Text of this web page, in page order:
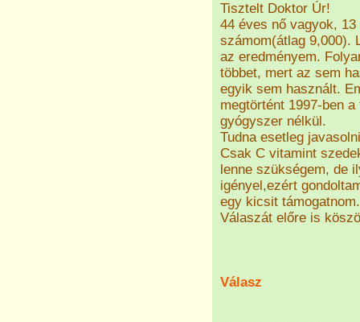
Tisztelt Doktor Úr!
44 éves nő vagyok,
számom(átlag 9,000).
az eredményem.
többet, mert az sem
egyik sem használt.
megtörtént 1997-ben
gyógyszer nélkül.
Tudna esetleg
Csak C vitamint
lenne szükségem, de
igényel,ezért
egy kicsit támogatnom.
Válaszát előre is
Válasz